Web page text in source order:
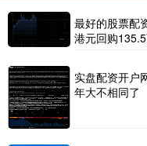
最好的股票配
港元回购
实盘配资开户
年大不相同了